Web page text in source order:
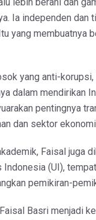
Ia independen
yang membuatnya
yang anti-
dalam mendirikan
pentingnya
dan sektor
Faisal juga
Indonesia (UI),
pemikiran-
Basri menjadi